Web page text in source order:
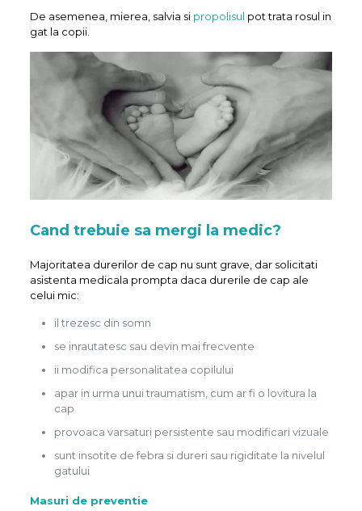
De asemenea, mierea, salvia si propolisul pot trata rosul in
gat la copii.
Cand trebuie sa mergi la medic?
Majoritatea durerilor de cap nu sunt grave, dar solicitati
asistenta medicala prompta daca durerile de cap ale
celui mic:
il trezesc din somn
se inrautatesc sau devin mai frecvente
ii modifica personalitatea copilului
apar in urma unui traumatism, cum ar fi o lovitura la
cap
provoaca varsaturi persistente sau modificari vizuale
sunt insotite de febra si dureri sau rigiditate la nivelul
gatului
Masuri de preventie